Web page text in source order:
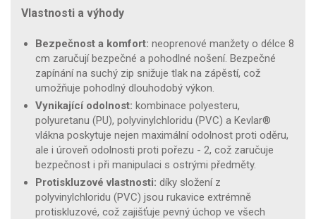
Vlastnosti a výhody
Bezpečnost a komfort: neoprenové manžety o délce 8
cm zaručují bezpečné a pohodlné nošení. Bezpečné
zapínání na suchý zip snižuje tlak na zápěstí, což
umožňuje pohodlný dlouhodobý výkon.
Vynikající odolnost: kombinace polyesteru,
polyuretanu (PU), polyvinylchloridu (PVC) a Kevlar®
vlákna poskytuje nejen maximální odolnost proti oděru,
ale i úroveň odolnosti proti pořezu - 2, což zaručuje
bezpečnost i při manipulaci s ostrými předměty.
Protiskluzové vlastnosti: díky složení z
polyvinylchloridu (PVC) jsou rukavice extrémně
protiskluzové, což zajišťuje pevný úchop ve všech